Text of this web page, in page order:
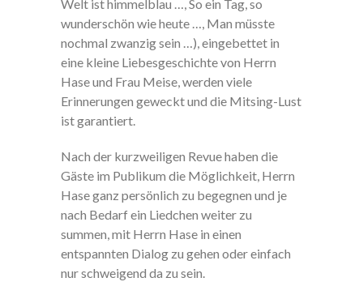
Welt ist himmelblau …, So ein Tag, so
wunderschön wie heute …, Man müsste
nochmal zwanzig sein …), eingebettet in
eine kleine Liebesgeschichte von Herrn
Hase und Frau Meise, werden viele
Erinnerungen geweckt und die Mitsing-Lust
ist garantiert.
Nach der kurzweiligen Revue haben die
Gäste im Publikum die Möglich­keit, Herrn
Hase ganz persönlich zu begegnen und je
nach Bedarf ein Liedchen weiter zu
summen, mit Herrn Hase in einen
entspannten Dialog zu gehen oder einfach
nur schweigend da zu sein.